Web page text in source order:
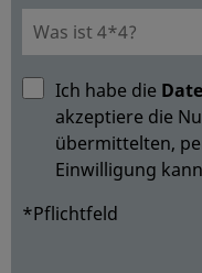
Ich habe die
akzeptiere die
übermittelten,
Einwilligung
*Pflichtfeld